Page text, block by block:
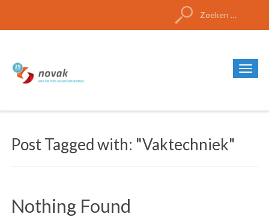
Zoeken
naar:
Post Tagged with: "Vaktechniek"
Nothing Found